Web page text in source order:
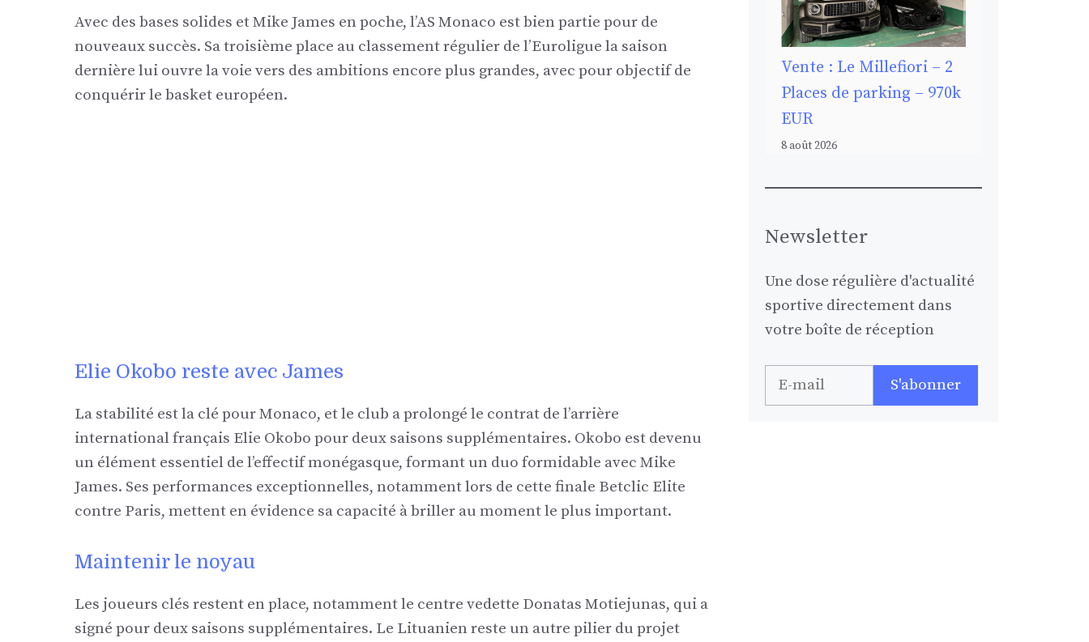
Avec des bases solides et Mike James en poche, l’AS Monaco est bien partie pour de
nouveaux succès. Sa troisième place au classement régulier de l’Euroligue la saison
dernière lui ouvre la voie vers des ambitions encore plus grandes, avec pour objectif de
conquérir le basket européen.
Elie Okobo reste avec James
La stabilité est la clé pour Monaco, et le club a prolongé le contrat de l’arrière
international français Elie Okobo pour deux saisons supplémentaires. Okobo est devenu
un élément essentiel de l’effectif monégasque, formant un duo formidable avec Mike
James. Ses performances exceptionnelles, notamment lors de cette finale Betclic Elite
contre Paris, mettent en évidence sa capacité à briller au moment le plus important.
Maintenir le noyau
Les joueurs clés restent en place, notamment le centre vedette Donatas Motiejunas, qui a
signé pour deux saisons supplémentaires. Le Lituanien reste un autre pilier du projet
Vente : Le Millefiori – 2
Places de parking – 970k
EUR
8 août 2026
Newsletter
Une dose régulière d'actualité
sportive directement dans
votre boîte de réception